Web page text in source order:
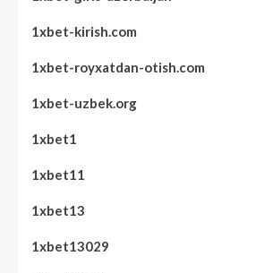
1xbet-kirish.com
1xbet-royxatdan-otish.com
1xbet-uzbek.org
1xbet1
1xbet11
1xbet13
1xbet13029